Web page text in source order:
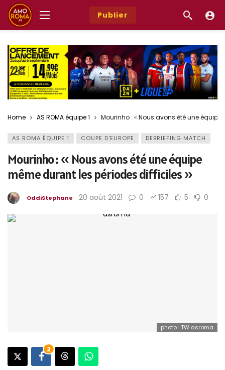
Publier
Home AS ROMA équipe 1 Mourinho : « Nous avons été une
AS ROMA ÉQUIPE 1 COUPE D'EUROPE DEBRIEFING MATCH
Mourinho : « Nous avons été une équipe
même durant les périodes difficiles »
OddiStephane 20 août 2021 0 157 5 0
photo : TW asroma
2